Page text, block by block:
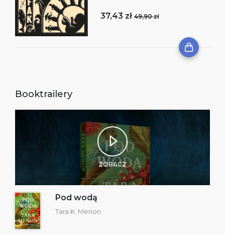
37,43 zł 49,90 zł
Booktrailery
ZOBACZ
Pod wodą
Tara K. Menon